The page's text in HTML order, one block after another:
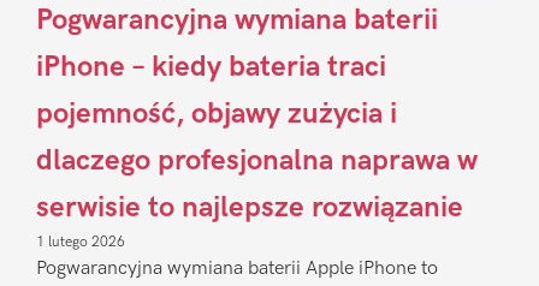
Pogwarancyjna wymiana baterii
iPhone – kiedy bateria traci
pojemność, objawy zużycia i
dlaczego profesjonalna naprawa w
serwisie to najlepsze rozwiązanie
1 lutego 2026
Pogwarancyjna wymiana baterii Apple iPhone to